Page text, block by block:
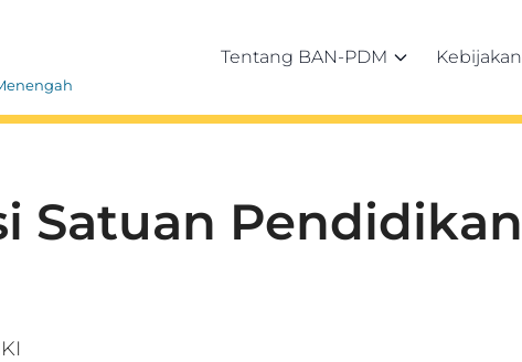
Tentang BAN-PDM Kebijakan
Satuan Pendidikan